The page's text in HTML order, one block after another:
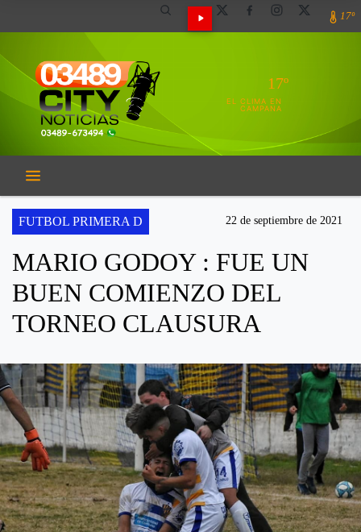
17º
17º
EL CLIMA EN
CAMPANA
FUTBOL PRIMERA D 22 de septiembre de 2021
MARIO GODOY : FUE UN
BUEN COMIENZO DEL
TORNEO CLAUSURA